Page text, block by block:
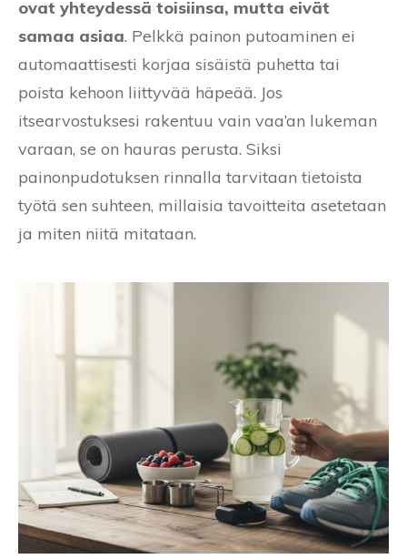
ovat yhteydessä toisiinsa, mutta eivät
samaa asiaa. Pelkkä painon putoaminen ei
automaattisesti korjaa sisäistä puhetta tai
poista kehoon liittyvää häpeää. Jos
itsearvostuksesi rakentuu vain vaa’an lukeman
varaan, se on hauras perusta. Siksi
painonpudotuksen rinnalla tarvitaan tietoista
työtä sen suhteen, millaisia tavoitteita asetetaan
ja miten niitä mitataan.